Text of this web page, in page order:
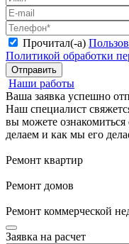
Прочитал(-а)
Политикой обработки
Отправить
Наши работы
Ваша заявка успешно
Наш специалист
вы можете
делаем и как мы его
Ремонт квартир
Ремонт домов
Ремонт коммерческой
Заявка на расчет